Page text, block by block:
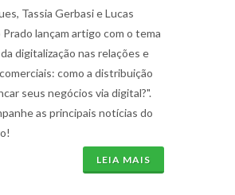
Tassia Gerbasi e Lucas
Prado lançam artigo com o tema
digitalização nas relações e
como a distribuição
seus negócios via digital?".
as principais notícias do
LEIA MAIS